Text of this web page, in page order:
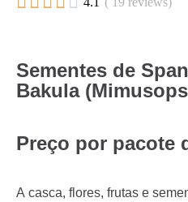
Sementes de
Bakula
Preço por pacote
A casca, flores, frutas e